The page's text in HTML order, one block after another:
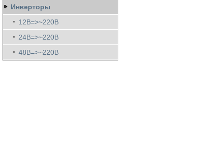
Инверторы
12В=>~220В
24В=>~220В
48В=>~220В